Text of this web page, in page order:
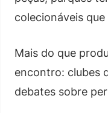
colecionáveis
Mais do que
encontro: clubes
debates sobre